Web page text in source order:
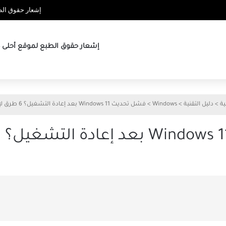
إشعار حقوق
إشعار حقوق الطبع لموقع أحلى
> دليل التقنية >
Windows
> فشل تحديث Windows 11 بعد إعادة التشغيل؟ 6 طرق لإصلاح